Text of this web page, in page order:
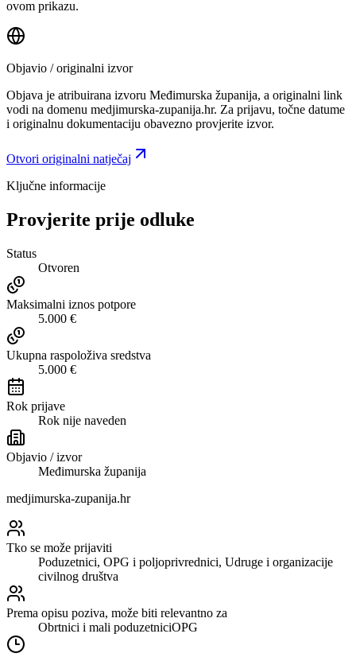
ovom prikazu.
Objavio / originalni izvor
Objava je atribuirana izvoru Međimurska županija, a originalni link
vodi na domenu medjimurska-zupanija.hr. Za prijavu, točne datume
i originalnu dokumentaciju obavezno provjerite izvor.
Otvori originalni natječaj
Ključne informacije
Provjerite prije odluke
Status
Otvoren
Maksimalni iznos potpore
5.000 €
Ukupna raspoloživa sredstva
5.000 €
Rok prijave
Rok nije naveden
Objavio / izvor
Međimurska županija
medjimurska-zupanija.hr
Tko se može prijaviti
Poduzetnici, OPG i poljoprivrednici, Udruge i organizacije
civilnog društva
Prema opisu poziva, može biti relevantno za
Obrtnici i mali poduzetniciOPG